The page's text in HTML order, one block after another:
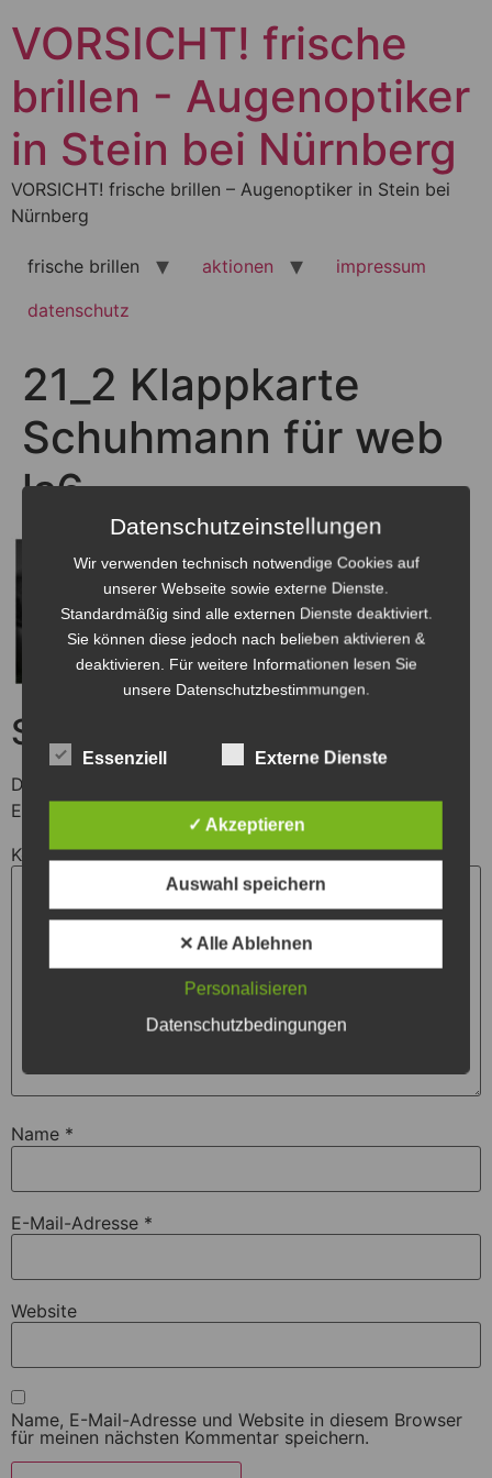
Inhalt
springen
VORSICHT! frische
brillen - Augenoptiker
in Stein bei Nürnberg
VORSICHT! frische brillen – Augenoptiker in Stein bei
Nürnberg
frische brillen aktionen
impressum
datenschutz
21_2 Klappkarte
Schuhmann für web
ls6
Schreibe einen Kommentar
Deine E-Mail-Adresse wird nicht veröffentlicht.
Erforderliche Felder sind mit
Kommentar*
Name *
E-Mail-Adresse *
Website
Name, E-Mail-Adresse und Website in diesem Browser
für meinen nächsten Kommentar speichern.
Datenschutzeinstellungen
Wir verwenden technisch notwendige Cookies auf
unserer Webseite sowie externe Dienste.
Standardmäßig sind alle externen Dienste deaktiviert.
Sie können diese jedoch nach belieben aktivieren &
deaktivieren. Für weitere Informationen lesen Sie
unsere Datenschutzbestimmungen.
Essenziell Externe Dienste
✓ Akzeptieren
Auswahl speichern
✕ Alle Ablehnen
Personalisieren
Datenschutzbedingungen